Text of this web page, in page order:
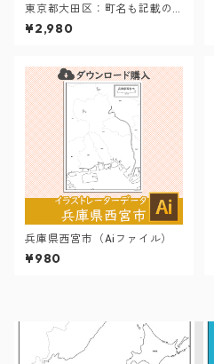
東京都大田区：町名も記載の
地図データ（PDF・Aiファイ
ル）
¥2,980
兵庫県西宮市（Aiファイル）
¥980